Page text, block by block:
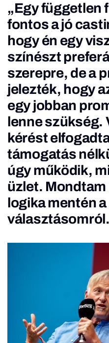
„Egy független
fontos a jó
hogy én egy
színészt
szerepre, de a
jelezték, hogy
egy jobban
lenne szükség.
kérést
támogatás
úgy működik,
üzlet. Mondtam
logika mentén a